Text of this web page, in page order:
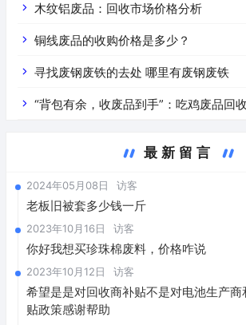
价是什么
木纹铝废品：回收市场价格分析
铜线废品的收购价格是多少？
寻找废钢废铁的去处 哪里有废钢废铁
“背包有余，收废品到手”：吃鸡废品回
最新留言
2024年05月08日 访客
老板旧被套多少钱一斤
2023年10月16日 访客
你好我想买珍珠棉废料，价格咋说
2023年10月12日 访客
希望是是对回收商补贴不是对电池生产
贴政策感谢帮助